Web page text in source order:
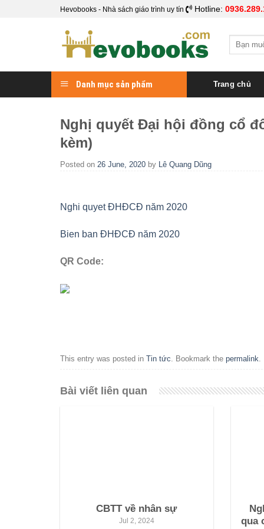
Hevobooks - Nhà sách giáo trình uy tín Hotline:
Search
Danh mục sản phẩm Trang chủ
Nghị quyết Đại hội đồng cổ
kèm)
Posted on 26 June, 2020 by Lê Quang Dũng
Nghi quyet ĐHĐCĐ năm 2020
Bien ban ĐHĐCĐ năm 2020
QR Code:
This entry was posted in Tin tức . Bookmark the permalink
Bài viết liên quan
CBTT về nhân sự
Jul 2, 2024
qua